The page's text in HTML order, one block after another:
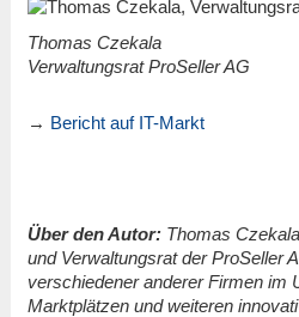
Thomas Czekala
Verwaltungsrat ProSeller AG
→ Bericht auf IT-Markt
Über den Autor: Thomas
und Verwaltungsrat der ProSeller
verschiedener anderer Firmen im
Marktplätzen und weiteren